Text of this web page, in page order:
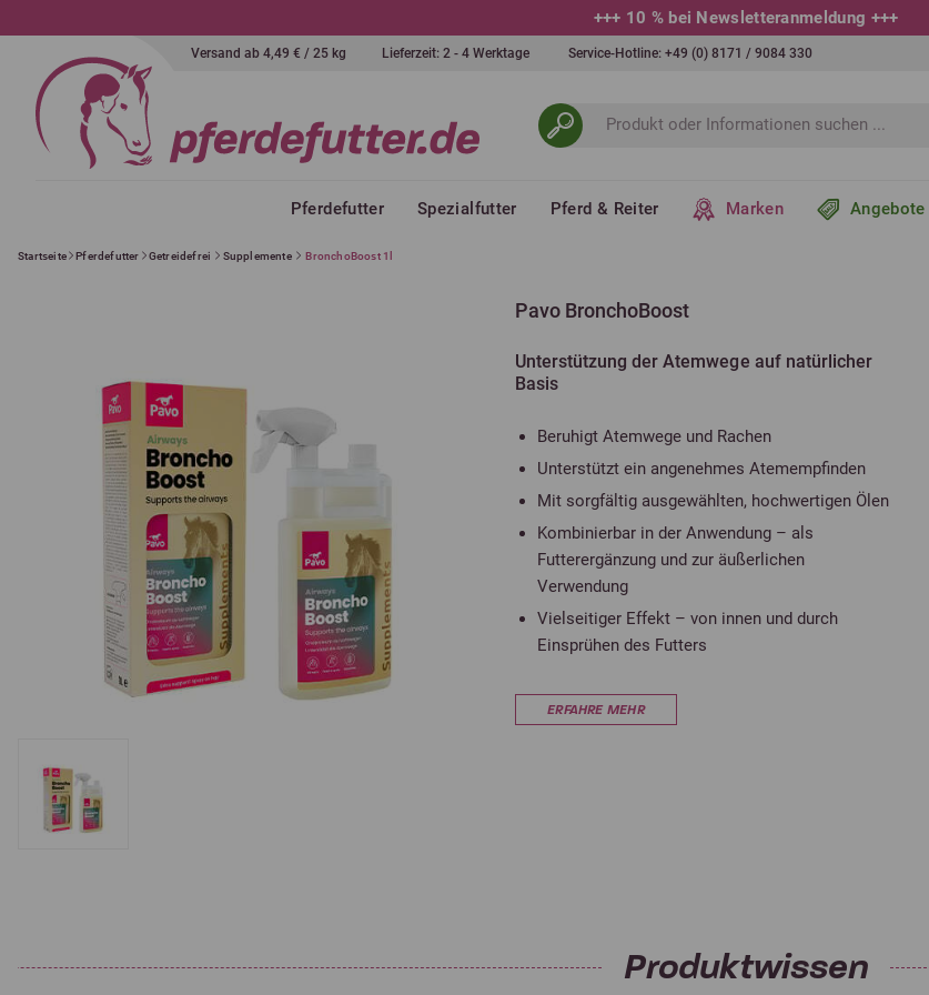
+++ 10 % bei Newsletteranmeldung +++
Versand ab 4,49 € / 25 kg Lieferzeit: 2 - 4 Werktage Service-Hotline: +49 (0) 8171 / 9084 330
Pferdefutter Spezialfutter Pferd & Reiter Marken Angebote
Startseite Pferdefutter Getreidefrei Supplemente BronchoBoost 1l
Pavo BronchoBoost
Unterstützung der Atemwege auf natürlicher
Basis
Beruhigt Atemwege und Rachen
Unterstützt ein angenehmes Atemempfinden
Mit sorgfältig ausgewählten, hochwertigen Ölen
Kombinierbar in der Anwendung – als
Futterergänzung und zur äußerlichen
Verwendung
Vielseitiger Effekt – von innen und durch
Einsprühen des Futters
ERFAHRE MEHR
Produktwissen